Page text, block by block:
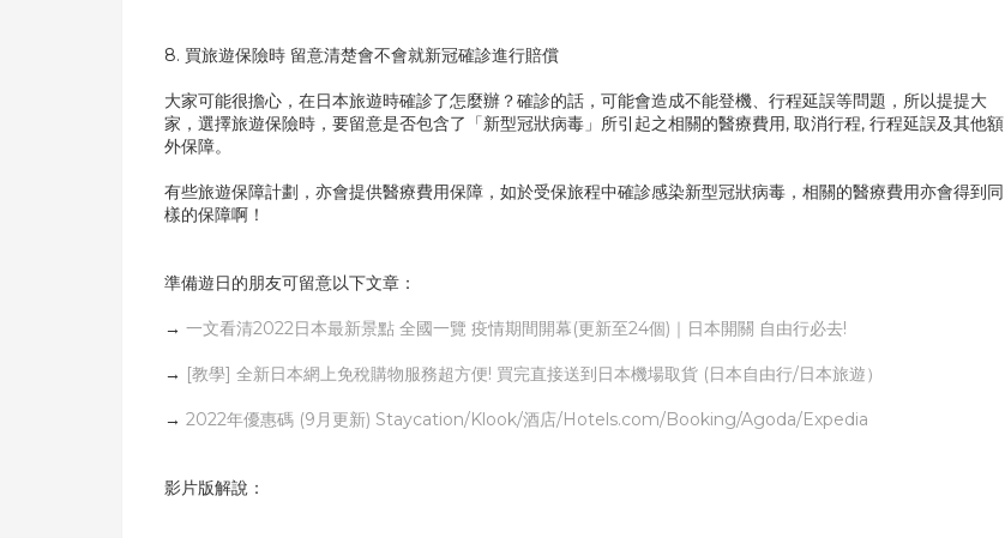
8. 買旅遊保險時 留意清楚會不會就新冠確診進行賠償
大家可能很擔心，在日本旅遊時確診了怎麼辦？確診的話，可能會造成不能登機、行程延誤等問題，所以提提大
家，選擇旅遊保險時，要留意是否包含了「新型冠狀病毒」所引起之相關的醫療費用, 取消行程, 行程延誤及其他額
外保障。
有些旅遊保障計劃，亦會提供醫療費用保障，如於受保旅程中確診感染新型冠狀病毒，相關的醫療費用亦會得到同
樣的保障啊！
準備遊日的朋友可留意以下文章：
→ 一文看清2022日本最新景點 全國一覽 疫情期間開幕(更新至24個)｜日本開關 自由行必去!
→ [教學] 全新日本網上免稅購物服務超方便! 買完直接送到日本機場取貨 (日本自由行/日本旅遊）
→ 2022年優惠碼 (9月更新) Staycation/Klook/酒店/Hotels.com/Booking/Agoda/Expedia
影片版解說：